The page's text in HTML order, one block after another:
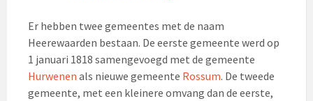
Er hebben twee gemeentes met de naam
Heerewaarden bestaan. De eerste gemeente werd op
1 januari 1818 samengevoegd met de gemeente
Hurwenen als nieuwe gemeente Rossum. De tweede
gemeente, met een kleinere omvang dan de eerste,